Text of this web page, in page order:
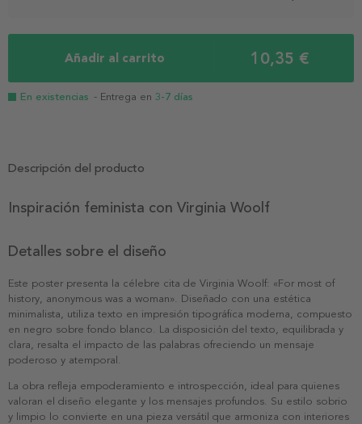
Añadir al carrito 10,35 €
En existencias - Entrega en 3-7 días
Descripción del producto
Inspiración feminista con Virginia Woolf
Detalles sobre el diseño
Este poster presenta la célebre cita de Virginia Woolf: «For most of
history, anonymous was a woman». Diseñado con una estética
minimalista, utiliza texto en impresión tipográfica moderna, compuesto
en negro sobre fondo blanco. La disposición del texto, equilibrada y
clara, resalta el impacto de las palabras ofreciendo un mensaje
poderoso y atemporal.
La obra refleja empoderamiento e introspección, ideal para quienes
valoran el diseño elegante y los mensajes profundos. Su estilo sobrio
y limpio lo convierte en una pieza versátil que armoniza con interiores